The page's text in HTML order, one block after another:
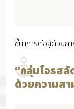
ชี้นำการต่อสู้ด้วยก
“กลุ่มโจรสลั
ด้วยความสา